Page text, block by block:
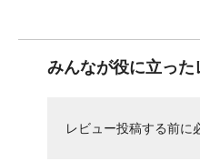
みんなが役に立った
レビュー投稿する前に